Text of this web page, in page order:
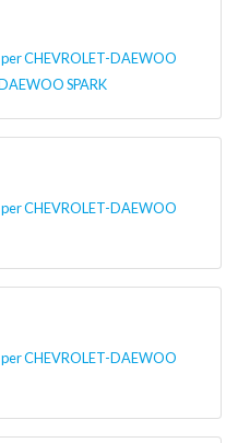
CHEVROLET-DAEWOO
SPARK
CHEVROLET-DAEWOO
CHEVROLET-DAEWOO